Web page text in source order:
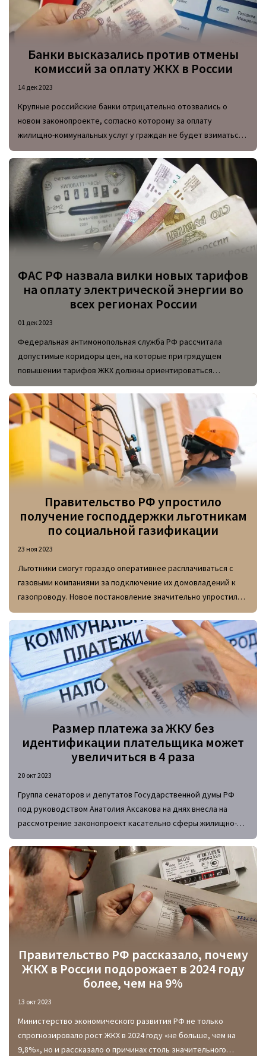
Банки высказались против отмены
комиссий за оплату ЖКХ в России
14 дек 2023
Крупные российские банки отрицательно отозвались о
новом законопроекте, согласно которому за оплату
жилищно-коммунальных услуг у граждан не будет взиматься
комиссия за транзакцию.
ФАС РФ назвала вилки новых тарифов
на оплату электрической энергии во
всех регионах России
01 дек 2023
Федеральная антимонопольная служба РФ рассчитала
допустимые коридоры цен, на которые при грядущем
повышении тарифов ЖКХ должны ориентироваться
региональные власти. Рекомендации такого рода
подсчитаны для каждого региона, и в случае их нарушения
будут приниматься меры.
Правительство РФ упростило
получение господдержки льготникам
по социальной газификации
23 ноя 2023
Льготники смогут гораздо оперативнее расплачиваться с
газовыми компаниями за подключение их домовладений к
газопроводу. Новое постановление значительно упростило
процесс погашения стоимости работ.
Размер платежа за ЖКУ без
идентификации плательщика может
увеличиться в 4 раза
20 окт 2023
Группа сенаторов и депутатов Государственной думы РФ
под руководством Анатолия Аксакова на днях внесла на
рассмотрение законопроект касательно сферы жилищно-
коммунальных услуг. Если он будет принят в неизменном
виде, максимальный размер платежей за ЖКУ без
идентификации плательщика увеличится сразу в 4 раза.
Правительство РФ рассказало, почему
ЖКХ в России подорожает в 2024 году
более, чем на 9%
13 окт 2023
Министерство экономического развития РФ не только
спрогнозировало рост ЖКХ в 2024 году «не больше, чем на
9,8%», но и рассказало о причинах столь значительного